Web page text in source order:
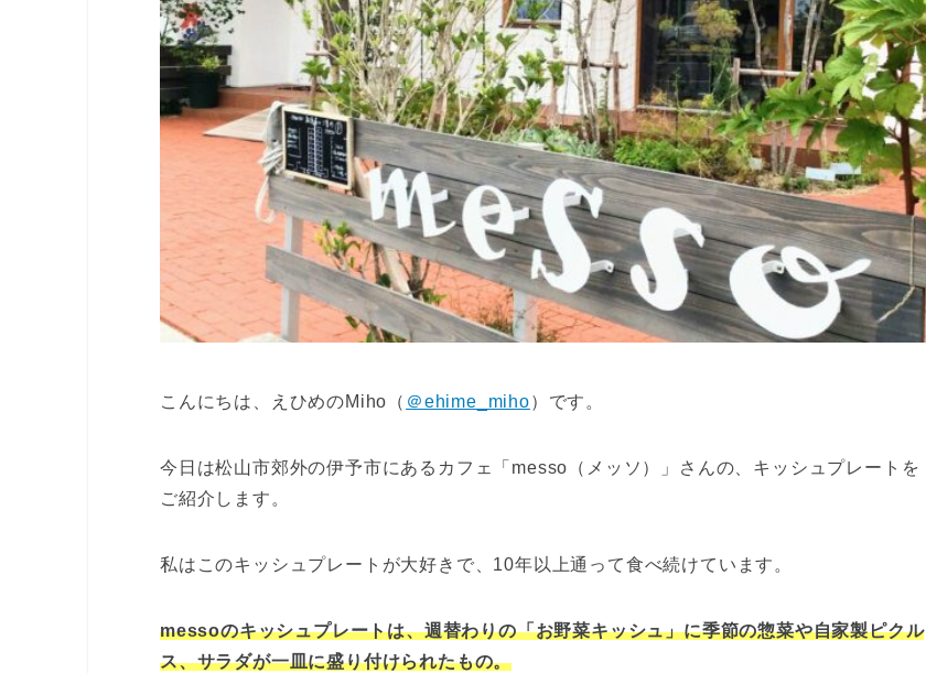
こんにちは、えひめのMiho（ ＠ehime_miho）です。
今日は松山市郊外の伊予市にあるカフェ「messo（メッソ）」さんの、キッシュプレートを
ご紹介します。
私はこのキッシュプレートが大好きで、10年以上通って食べ続けています。
messoのキッシュプレートは、週替わりの「お野菜キッシュ」に季節の惣菜や自家製ピクル
ス、サラダが一皿に盛り付けられたもの。